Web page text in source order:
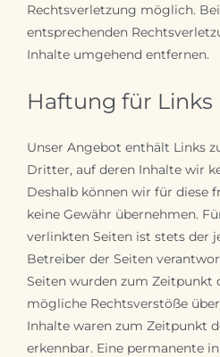
Rechtsverletzung möglich.
entsprechenden
Inhalte umgehend entfernen.
Haftung für Links
Unser Angebot enthält Links
Dritter, auf deren Inhalte wir
Deshalb können wir für diese
keine Gewähr übernehmen.
verlinkten Seiten ist stets der
Betreiber der Seiten
Seiten wurden zum Zeitpunkt
mögliche Rechtsverstöße
Inhalte waren zum Zeitpunkt
erkennbar. Eine permanente